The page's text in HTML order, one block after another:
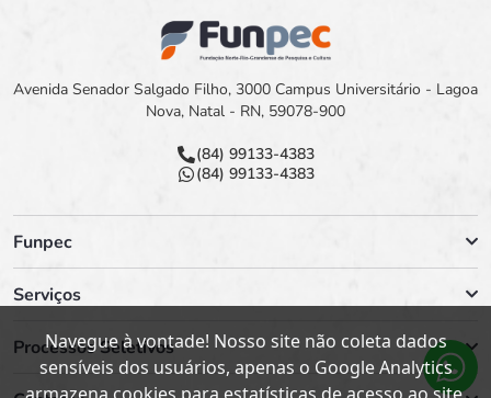
Avenida Senador Salgado Filho, 3000 Campus Universitário - Lagoa
Nova, Natal - RN, 59078-900
(84) 99133-4383
(84) 99133-4383
Funpec
Serviços
Processos Seletivos
Navegue à vontade! Nosso site não coleta dados
sensíveis dos usuários, apenas o Google Analytics